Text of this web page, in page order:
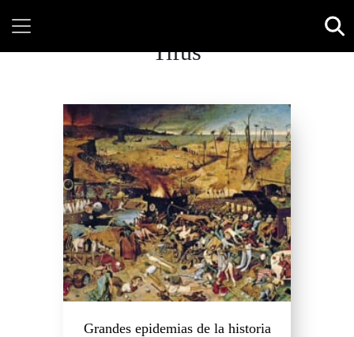
Tifus
Grandes epidemias de la historia